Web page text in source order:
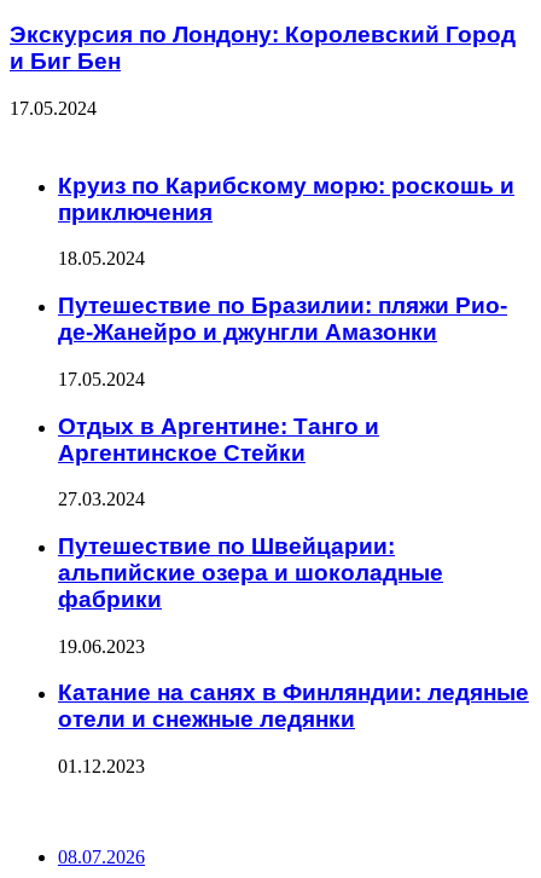
Экскурсия по Лондону: Королевский Город
и Биг Бен
17.05.2024
Круиз по Карибскому морю: роскошь и
приключения
18.05.2024
Путешествие по Бразилии: пляжи Рио-
де-Жанейро и джунгли Амазонки
17.05.2024
Отдых в Аргентине: Танго и
Аргентинское Стейки
27.03.2024
Путешествие по Швейцарии:
альпийские озера и шоколадные
фабрики
19.06.2023
Катание на санях в Финляндии: ледяные
отели и снежные ледянки
01.12.2023
08.07.2026